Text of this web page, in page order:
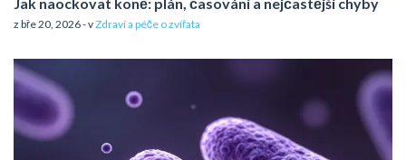
z bře 20, 2026 - vZdraví a péče o zvířata